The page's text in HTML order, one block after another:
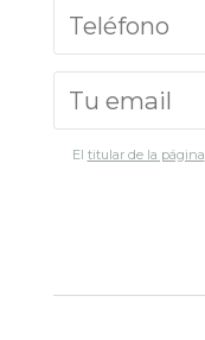
El titular de la página